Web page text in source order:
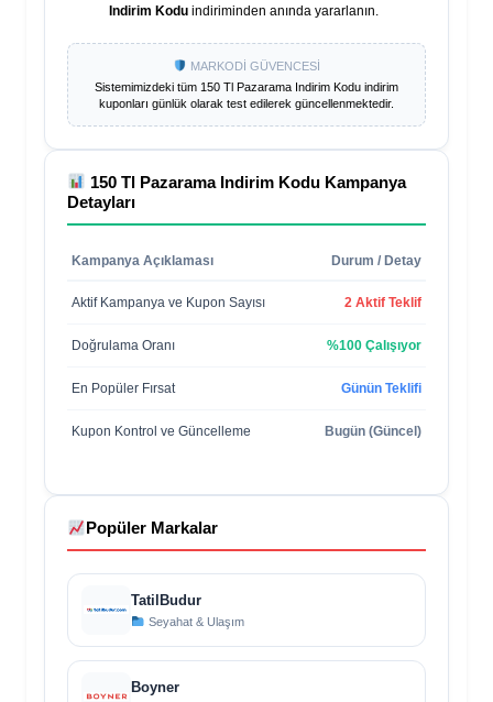
Indirim Kodu indiriminden anında yararlanın.
MARKODİ GÜVENCESİ
Sistemimizdeki tüm 150 Tl Pazarama Indirim Kodu indirim
kuponları günlük olarak test edilerek güncellenmektedir.
150 Tl Pazarama Indirim Kodu Kampanya
Detayları
Kampanya Açıklaması Durum / Detay
Aktif Kampanya ve Kupon Sayısı 2 Aktif Teklif
Doğrulama Oranı %100 Çalışıyor
En Popüler Fırsat Günün Teklifi
Kupon Kontrol ve Güncelleme Bugün (Güncel)
Popüler Markalar
TatilBudur
Seyahat & Ulaşım
Boyner